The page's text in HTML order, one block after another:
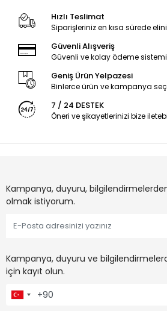
Hızlı Teslimat
Siparişleriniz en kısa sürede
Güvenli Alışveriş
Güvenli ve kolay ödeme sistemi
Geniş Ürün Yelpazesi
Binlerce ürün ve kampanya
7 / 24 DESTEK
Öneri ve şikayetlerinizi bize
Kampanya, duyuru,
olmak istiyorum.
Kampanya, duyuru ve
için kayıt olun.